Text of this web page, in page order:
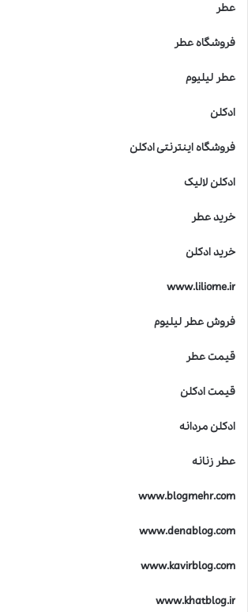
عطر
فروشگاه عطر
عطر لیلیوم
ادکلن
فروشگاه اینترنتی ادکلن
ادکلن لالیک
خرید عطر
خرید ادکلن
www.liliome.ir
فروش عطر لیلیوم
قیمت عطر
قیمت ادکلن
ادکلن مردانه
عطر زنانه
www.blogmehr.com
www.denablog.com
www.kavirblog.com
www.khatblog.ir